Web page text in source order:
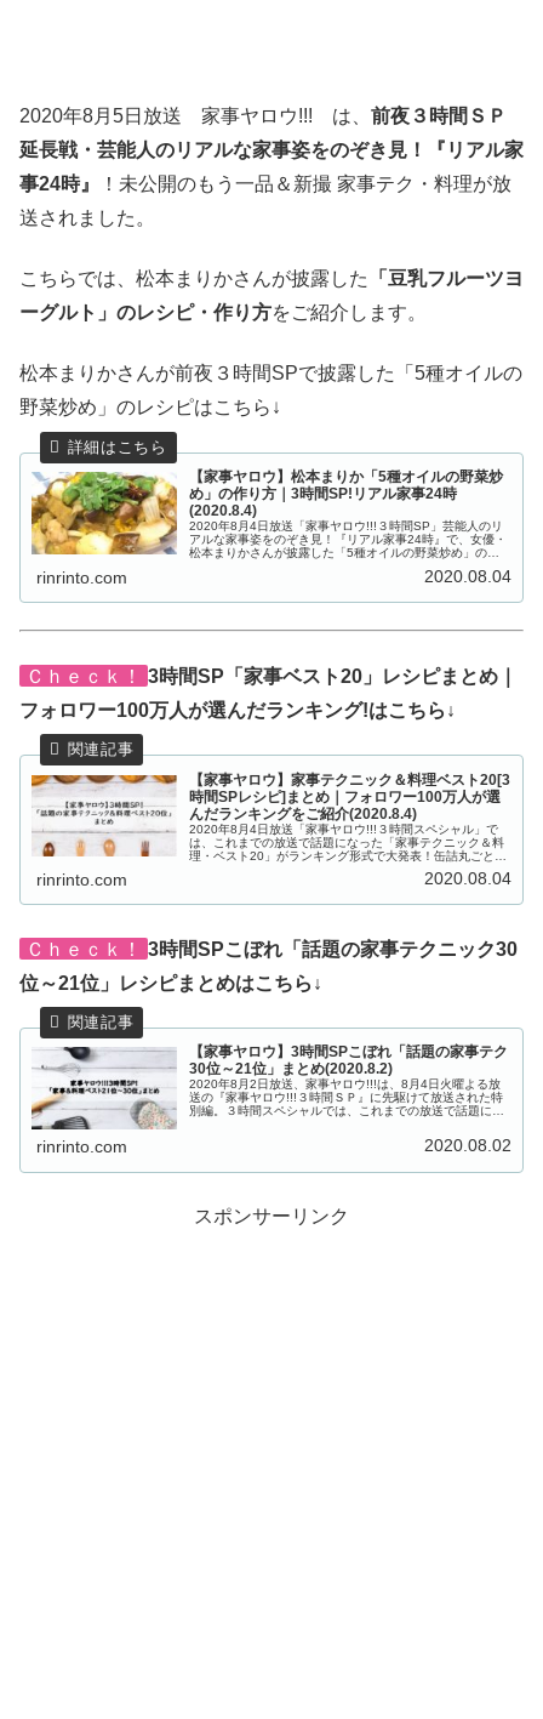
2020年8月5日放送 家事ヤロウ!!! は、 前夜３時間ＳＰ
延長戦・芸能人のリアルな家事姿をのぞき見！『リアル家
事24時』
！未公開のもう一品＆新撮 家事テク・料理が放
送されました。
こちらでは、松本まりかさんが披露した
「豆乳フルーツヨ
ーグルト」のレシピ・作り方をご紹介します。
松本まりかさんが前夜３時間SPで披露した「5種オイルの
野菜炒め」のレシピはこちら↓
【家事ヤロウ】松本まりか「5種オイルの野菜炒
め」の作り方｜3時間SP!リアル家事24時
(2020.8.4)
2020年8月4日放送「家事ヤロウ!!!３時間SP」芸能人のリ
アルな家事姿をのぞき見！『リアル家事24時』で、女優・
松本まりかさんが披露した「5種オイルの野菜炒め」のレ
rinrinto.com 2020.08.04
Ｃｈｅｃｋ！
3時間SP「家事ベスト20」レシピまとめ｜
フォロワー100万人が選んだランキング!はこちら↓
【家事ヤロウ】家事テクニック＆料理ベスト20[3
時間SPレシピ]まとめ｜フォロワー100万人が選
んだランキングをご紹介(2020.8.4)
2020年8月4日放送「家事ヤロウ!!!３時間スペシャル」で
は、これまでの放送で話題になった「家事テクニック＆料
理・ベスト20」がランキング形式で大発表！缶詰丸ごとゼ
rinrinto.com 2020.08.04
Ｃｈｅｃｋ！
3時間SPこぼれ「話題の家事テクニック30
位～21位」レシピまとめはこちら↓
【家事ヤロウ】3時間SPこぼれ「話題の家事テク
30位～21位」まとめ(2020.8.2)
2020年8月2日放送、家事ヤロウ!!!は、8月4日火曜よる放
送の『家事ヤロウ!!!３時間ＳＰ』に先駆けて放送された特
別編。３時間スペシャルでは、これまでの放送で話題にな
rinrinto.com 2020.08.02
スポンサーリンク